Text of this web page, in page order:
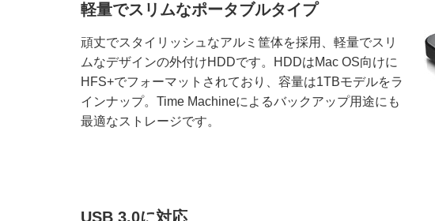
軽量でスリムなポータブルタイプ
頑丈でスタイリッシュなアルミ筐体を採用、軽量でスリ
ムなデザインの外付けHDDです。HDDはMac OS向けに
HFS+でフォーマットされており、容量は1TBモデルをラ
インナップ。Time Machineによるバックアップ用途にも
最適なストレージです。
USB 3.0に対応